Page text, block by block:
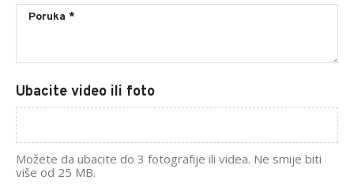
Ubacite video ili foto
Možete da ubacite do 3 fotografije ili videa. Ne smije biti
više od 25 MB.